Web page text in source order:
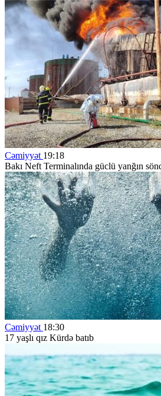
Cəmiyyət 19:18
Bakı Neft Terminalında güclü yanğın
Cəmiyyət 18:30
17 yaşlı qız Kürdə batıb